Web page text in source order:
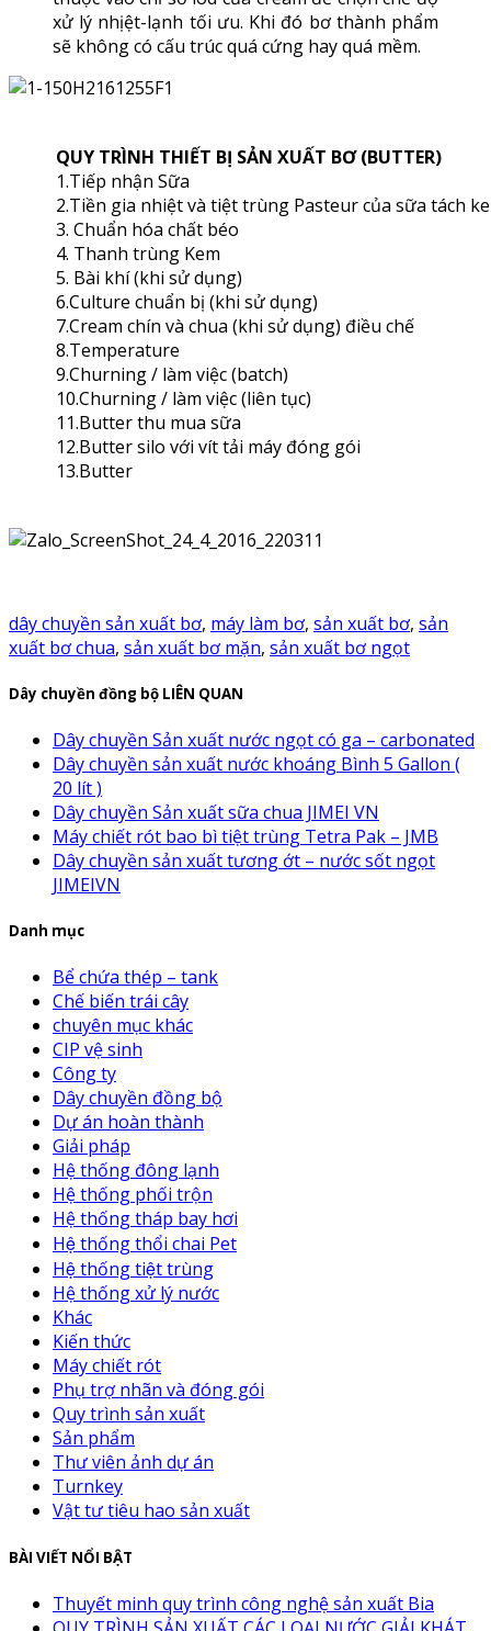
xử lý nhịệt-lạnh tối ưu. Khi đó bơ thành phẩm
sẽ không có cấu trúc quá cứng hay quá mềm.
QUY TRÌNH THIẾT BỊ SẢN XUẤT BƠ (BUTTER)
1.Tiếp nhận Sữa
2.Tiền gia nhiệt và tiệt trùng Pasteur của sữa tách
3. Chuẩn hóa chất béo
4. Thanh trùng Kem
5. Bài khí (khi sử dụng)
6.Culture chuẩn bị (khi sử dụng)
7.Cream chín và chua (khi sử dụng) điều chế
8.Temperature
9.Churning / làm việc (batch)
10.Churning / làm việc (liên tục)
11.Butter thu mua sữa
12.Butter silo với vít tải máy đóng gói
13.Butter
dây chuyền sản xuất bơ, máy làm bơ, sản xuất bơ, sản
xuất bơ chua, sản xuất bơ mặn, sản xuất bơ ngọt
Dây chuyền đồng bộ LIÊN QUAN
Dây chuyền Sản xuất nước ngọt có ga – carbonated
Dây chuyền sản xuất nước khoáng Bình 5 Gallon (
20 lít )
Dây chuyền Sản xuất sữa chua JIMEI VN
Máy chiết rót bao bì tiệt trùng Tetra Pak – JMB
Dây chuyền sản xuất tương ớt – nước sốt ngọt
JIMEIVN
Danh mục
Bể chứa thép – tank
Chế biến trái cây
chuyên mục khác
CIP vệ sinh
Công ty
Dây chuyền đồng bộ
Dự án hoàn thành
Giải pháp
Hệ thống đông lạnh
Hệ thống phối trộn
Hệ thống tháp bay hơi
Hệ thống thổi chai Pet
Hệ thống tiệt trùng
Hệ thống xử lý nước
Khác
Kiến thức
Máy chiết rót
Phụ trợ nhãn và đóng gói
Quy trình sản xuất
Sản phẩm
Thư viên ảnh dự án
Turnkey
Vật tư tiêu hao sản xuất
BÀI VIẾT NỔI BẬT
Thuyết minh quy trình công nghệ sản xuất Bia